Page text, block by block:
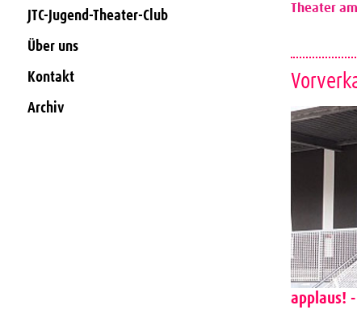
JTC-Jugend-Theater-Club
Über uns
Kontakt
Archiv
Theater
applaus!